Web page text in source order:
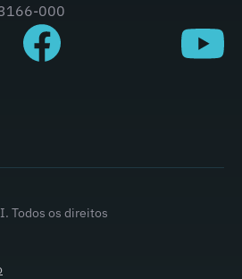
000
Todos os direitos